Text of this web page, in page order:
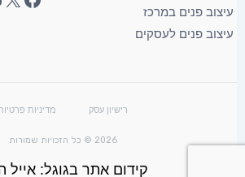
עיצוב פנים במרכז
עיצוב פנים לעסקים
רישיון עסק מדיניות
2026 © כל הזכויות שמורות
קידום אתר בגוגל: אייל